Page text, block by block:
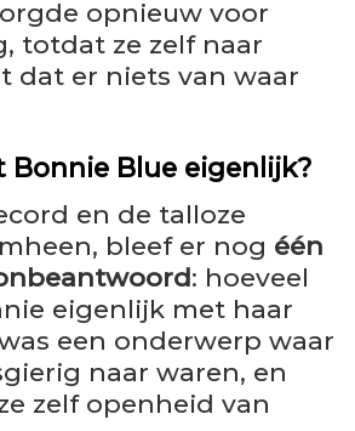
opnieuw voor
totdat ze zelf naar
dat er niets van waar
Bonnie Blue eigenlijk?
en de talloze
bleef er nog één
: hoeveel
eigenlijk met haar
een onderwerp waar
naar waren, en
zelf openheid van